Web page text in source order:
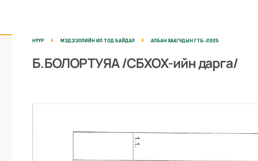
НҮҮР МЭДЭЭЛЛИЙН ИЛ ТОД БАЙДАЛ АЛБАН ХААГЧДЫН ГТБ-2025
Б.БОЛОРТУЯА /СБХОХ-ийн дарга/